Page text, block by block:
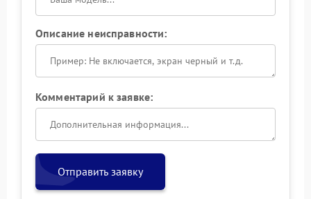
Описание неисправности:
Комментарий к заявке:
Отправить заявку